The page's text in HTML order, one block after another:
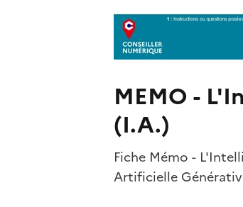
MEMO -
(I.A.)
Fiche Mémo -
Artificielle